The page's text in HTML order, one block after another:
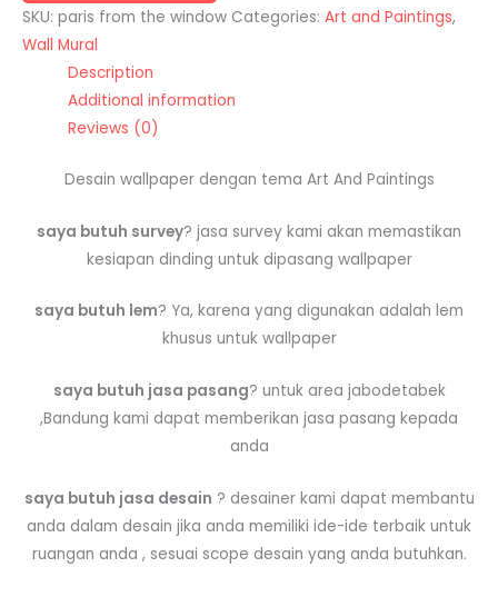
SKU: paris from the window Categories: Art and Paintings,
Wall Mural
Description
Additional information
Reviews (0)
Desain wallpaper dengan tema Art And Paintings
saya butuh survey? jasa survey kami akan memastikan
kesiapan dinding untuk dipasang wallpaper
saya butuh lem? Ya, karena yang digunakan adalah lem
khusus untuk wallpaper
saya butuh jasa pasang? untuk area jabodetabek
,Bandung kami dapat memberikan jasa pasang kepada
anda
saya butuh jasa desain ? desainer kami dapat membantu
anda dalam desain jika anda memiliki ide-ide terbaik untuk
ruangan anda , sesuai scope desain yang anda butuhkan.